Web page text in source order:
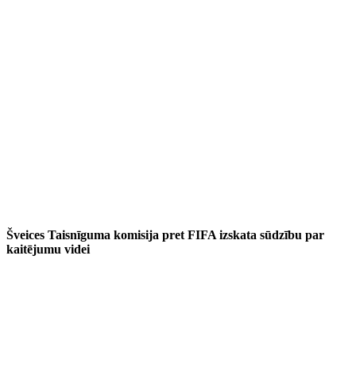
Šveices Taisnīguma komisija pret FIFA izskata sūdzību par
kaitējumu videi